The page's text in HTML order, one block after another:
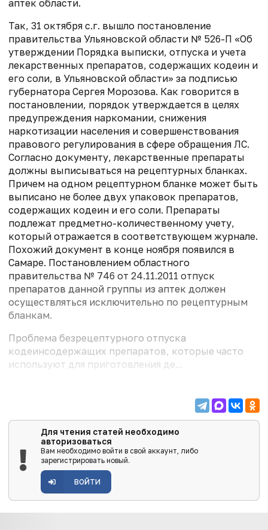
аптек области.
Так, 31 октября с.г. вышло постановление
правительства Ульяновской области № 526-П «Об
утверждении Порядка выписки, отпуска и учета
лекарственных препаратов, содержащих кодеин и
его соли, в Ульяновской области» за подписью
губернатора Сергея Морозова. Как говорится в
постановлении, порядок утверждается в целях
предупреждения наркомании, снижения
наркотизации населения и совершенствования
правового регулирования в сфере обращения ЛС.
Согласно документу, лекарственные препараты
должны выписываться на рецептурных бланках.
Причем на одном рецептурном бланке может быть
выписано не более двух упаковок препаратов,
содержащих кодеин и его соли. Препараты
подлежат предметно-количественному учету,
который отражается в соответствующем журнале.
Похожий документ в конце ноября появился в
Самаре. Постановлением областного
правительства № 746 от 24.11.2011 отпуск
препаратов данной группы из аптек должен
осуществляться исключительно по рецептурным
бланкам.
Проблема безрецептурного отпуска
кодеинсодержащих препаратов, которые часто
используют для приготовления де...
Для чтения статей необходимо
авторизоваться
Вам необходимо войти в свой аккаунт, либо
зарегистрировать новый.
ВОЙТИ